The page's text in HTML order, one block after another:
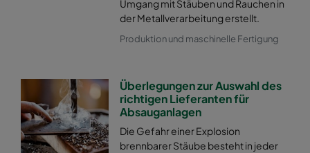
Umgang mit Stäuben und Rauchen in
der Metallverarbeitung erstellt.
Produktion und maschinelle Fertigung
Überlegungen zur Auswahl des
richtigen Lieferanten für
Absauganlagen
Die Gefahr einer Explosion
brennbarer Stäube besteht in jeder